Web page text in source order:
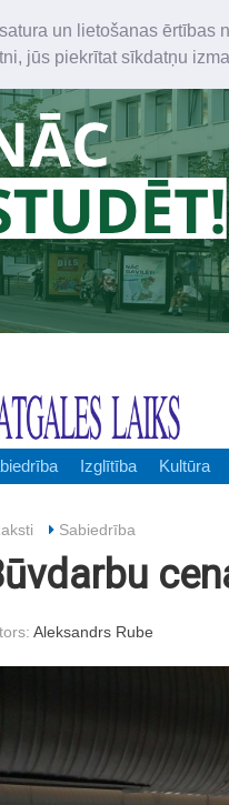
un lietošanas
jūs piekrītat sīkdatņu
Izglītība Kultūra
Sabiedrība
Aleksandrs Rube